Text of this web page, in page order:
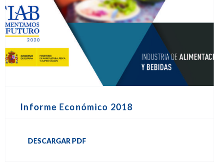
Informe Económico 2018
DESCARGAR PDF